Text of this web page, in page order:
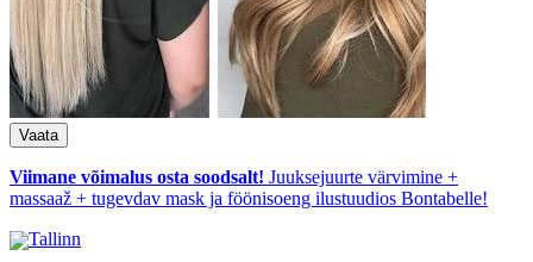
Viimane võimalus osta soodsalt! Juuksejuurte värvimine +
massaaž + tugevdav mask ja föönisoeng ilustuudios Bontabelle!
Tallinn